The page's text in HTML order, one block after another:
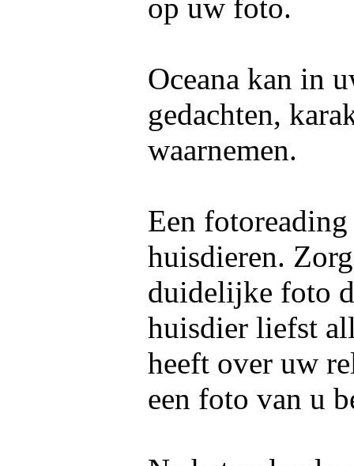
op uw foto.
Oceana kan in
gedachten,
waarnemen.
Een
huisdieren.
duidelijke foto
huisdier liefst
heeft over uw
een foto van u